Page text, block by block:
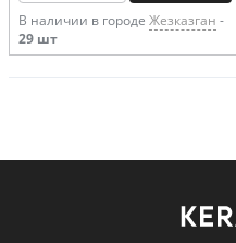
В наличии в городе Жезказган -
29 шт